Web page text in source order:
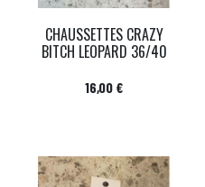
CHAUSSETTES CRAZY
BITCH LEOPARD 36/40
Prix
16,00 €